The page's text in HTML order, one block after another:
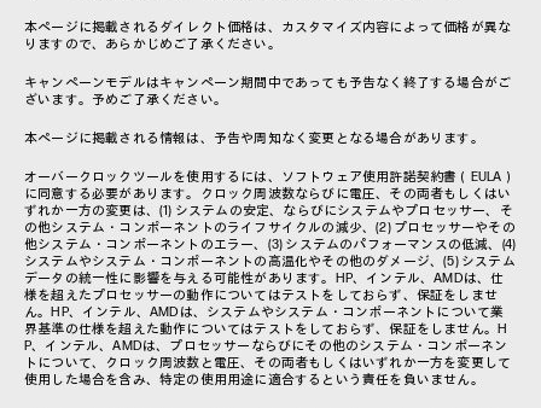
本ページに掲載されるダイレクト価格は、カスタマイズ内容によって価格が異な
りますので、あらかじめご了承ください。
キャンペーンモデルはキャンペーン期間中であっても予告なく終了する場合がご
ざいます。予めご了承ください。
本ページに掲載される情報は、予告や周知なく変更となる場合があります。
オーバークロックツールを使用するには、ソフトウェア使用許諾契約書（EULA）
に同意する必要があります。クロック周波数ならびに電圧、その両者もしくはい
ずれか一方の変更は、(1) システムの安定、ならびにシステムやプロセッサー、そ
の他システム・コンポーネントのライフサイクルの減少、(2) プロセッサーやその
他システム・コンポーネントのエラー、(3) システムのパフォーマンスの低減、(4)
システムやシステム・コンポーネントの高温化やその他のダメージ、(5) システム
データの統一性に影響を与える可能性があります。HP、インテル、AMDは、仕
様を超えたプロセッサーの動作についてはテストをしておらず、保証をしませ
ん。HP、インテル、AMDは、システムやシステム・コンポーネントについて業
界基準の仕様を超えた動作についてはテストをしておらず、保証をしません。H
P、インテル、AMDは、プロセッサーならびにその他のシステム・コンポーネン
トについて、クロック周波数と電圧、その両者もしくはいずれか一方を変更して
使用した場合を含み、特定の使用用途に適合するという責任を負いません。